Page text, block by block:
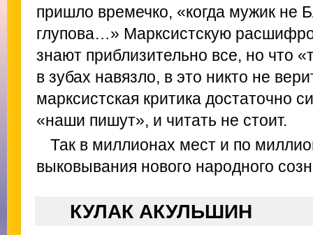
пришло времечко, «когда мужик не
глупова…» Марксистскую
знают приблизительно все, но что
в зубах навязло, в это никто не
марксистская критика достаточно
«наши пишут», и читать не стоит.
Так в миллионах мест и по
выковывания нового народного
КУЛАК АКУЛЬШИН